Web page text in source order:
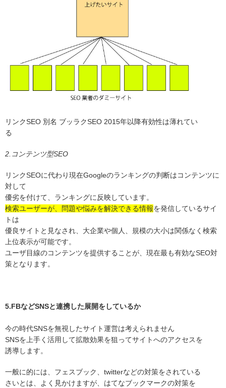
リンクSEO 別名 ブッラクSEO 2015年以降有効性は薄れてい
る
2.コンテンツ型SEO
リンクSEOに代わり現在Googleのランキングの判断はコンテンツに
対して
優劣を付けて、ランキングに反映しています。
検索ユーザーが、問題や悩みを解決できる情報を発信しているサイ
トは
優良サイトと見なされ、大企業や個人、規模の大小は関係なく検索
上位表示が可能です。
ユーザ目線のコンテンツを提供することが、現在最も有効なSEO対
策となります。
5.FBなどSNSと連携した展開をしているか
今の時代SNSを無視したサイト運営は考えられません
SNSを上手く活用して拡散効果を狙ってサイトへのアクセスを
誘導します。
一般に的には、フェスブック、twitterなどの対策をされている
さいとは、よく見かけますが、はてなブックマークの対策を